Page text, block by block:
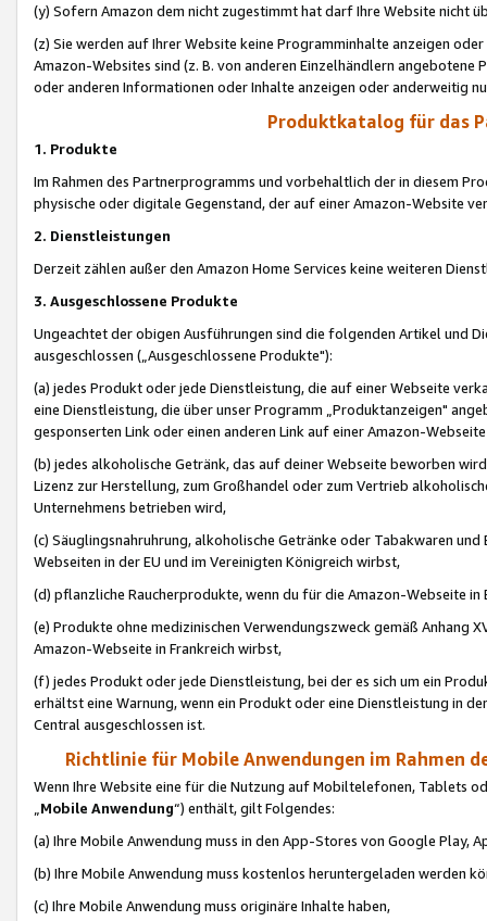
(y) Sofern Amazon dem nicht zugestimmt hat darf Ihre Website nicht
(z) Sie werden auf Ihrer Website keine Programminhalte anzeigen
Amazon-Websites sind (z. B. von anderen Einzelhändlern
oder anderen Informationen oder Inhalte anzeigen oder anderweitig
Produktkatalog für das
1. Produkte
Im Rahmen des Partnerprogramms und vorbehaltlich der in diesem
physische oder digitale Gegenstand, der auf einer Amazon-Website
2. Dienstleistungen
Derzeit zählen außer den Amazon Home Services keine weiteren
3. Ausgeschlossene Produkte
Ungeachtet der obigen Ausführungen sind die folgenden Artikel und
ausgeschlossen („Ausgeschlossene Produkte"):
(a) jedes Produkt oder jede Dienstleistung, die auf einer Webseite
eine Dienstleistung, die über unser Programm „Produktanzeigen"
gesponserten Link oder einen anderen Link auf einer Amazon-
(b) jedes alkoholische Getränk, das auf deiner Webseite beworben
Lizenz zur Herstellung, zum Großhandel oder zum Vertrieb
Unternehmens betrieben wird,
(c) Säuglingsnahruhrung, alkoholische Getränke oder Tabakwaren
Webseiten in der EU und im Vereinigten Königreich wirbst,
(d) pflanzliche Raucherprodukte, wenn du für die Amazon-Webseite in
(e) Produkte ohne medizinischen Verwendungszweck gemäß Anhang
Amazon-Webseite in Frankreich wirbst,
(f) jedes Produkt oder jede Dienstleistung, bei der es sich um ein
erhältst eine Warnung, wenn ein Produkt oder eine Dienstleistung in
Central ausgeschlossen ist.
Richtlinie für Mobile Anwendungen im Rahmen
Wenn Ihre Website eine für die Nutzung auf Mobiltelefonen, Tablets
„Mobile Anwendung“) enthält, gilt Folgendes:
(a) Ihre Mobile Anwendung muss in den App-Stores von Google Play,
(b) Ihre Mobile Anwendung muss kostenlos heruntergeladen werden
(c) Ihre Mobile Anwendung muss originäre Inhalte haben,